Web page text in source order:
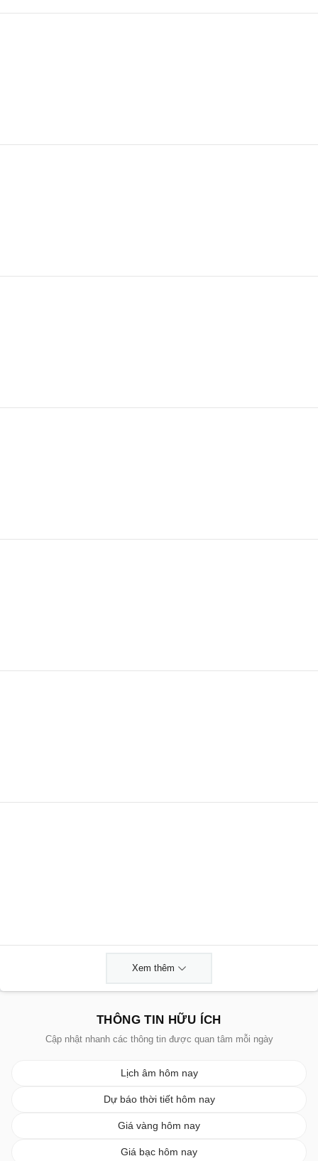
Xem thêm
THÔNG TIN HỮU ÍCH
Cập nhật nhanh các thông tin được quan tâm mỗi ngày
Lịch âm hôm nay
Dự báo thời tiết hôm nay
Giá vàng hôm nay
Giá bạc hôm nay